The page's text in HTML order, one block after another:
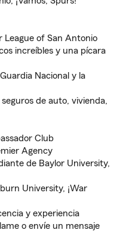
League of San Antonio
increíbles y una pícara
Nacional y la
de auto, vivienda,
Club
Agency
de Baylor University,
University, ¡War
y experiencia
o envíe un mensaje